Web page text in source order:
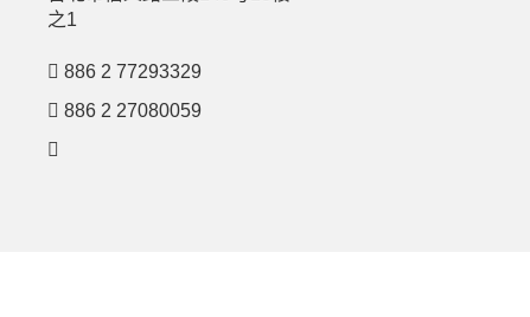
之1
886 2 77293329
886 2 27080059